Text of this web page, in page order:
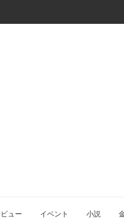
ュー イベント 小説